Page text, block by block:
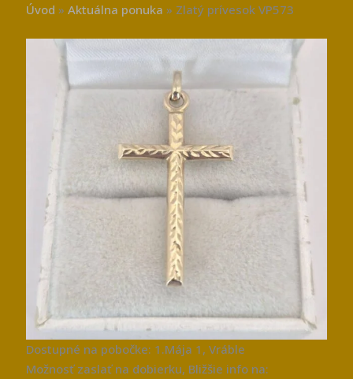
Úvod »Aktuálna ponuka » Zlatý prívesok VP573
Dostupné na pobočke: 1.Mája 1, Vráble
Možnosť zaslať na dobierku, Bližšie info na: